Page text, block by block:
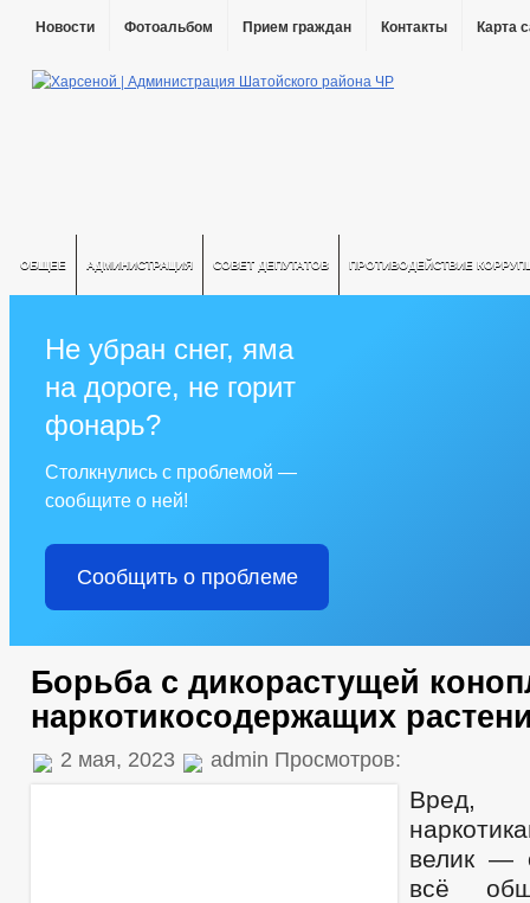
Новости Фотоальбом Прием граждан Контакты Карта
ОБЩЕЕ АДМИНИСТРАЦИЯ СОВЕТ ДЕПУТАТОВ ПРОТИВОДЕЙСТВИЕ
Не убран снег, яма
на дороге, не горит
фонарь?
Столкнулись с проблемой —
сообщите о ней!
Сообщить о проблеме
Борьба с дикорастущей
наркотикосодержащих
2 мая, 2023 admin Просмотров:
Вред,
велик —
всё